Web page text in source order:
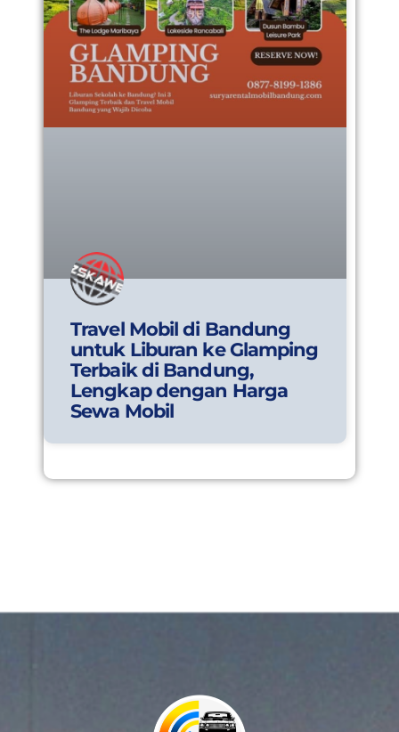
Travel Mobil di Bandung
untuk Liburan ke Glamping
Terbaik di Bandung,
Lengkap dengan Harga
Sewa Mobil